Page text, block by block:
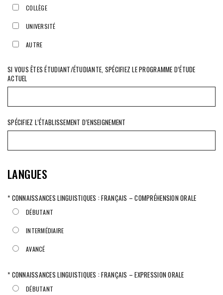
COLLÈGE
UNIVERSITÉ
AUTRE
SI VOUS ÊTES ÉTUDIANT/ÉTUDIANTE, SPÉCIFIEZ LE PROGRAMME D’ÉTUDE
ACTUEL
SPÉCIFIEZ L’ÉTABLISSEMENT D’ENSEIGNEMENT
LANGUES
* CONNAISSANCES LINGUISTIQUES : FRANÇAIS – COMPRÉHENSION ORALE
DÉBUTANT
INTERMÉDIAIRE
AVANCÉ
* CONNAISSANCES LINGUISTIQUES : FRANÇAIS – EXPRESSION ORALE
DÉBUTANT